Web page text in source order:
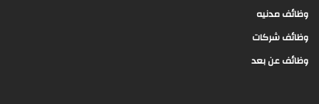
وظائف مدنيه
وظائف شركات
وظائف عن بعد